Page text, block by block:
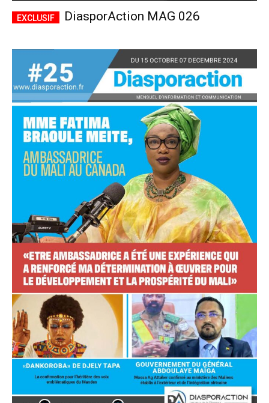
Accès complet
$22 / anplaceholder text
Tous les articles
Annonces
ANNUEL MENSUEL
CHOISIR LE FORFAIT
DiasporAction MAG 026